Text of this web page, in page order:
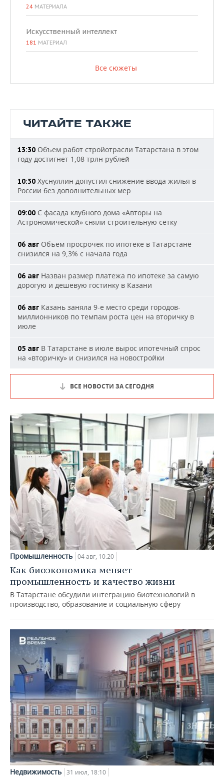
24 МАТЕРИАЛА
Искусственный интеллект
181 МАТЕРИАЛ
Все сюжеты
ЧИТАЙТЕ ТАКЖЕ
13:30 Объем работ стройотрасли Татарстана в этом
году достигнет 1,08 трлн рублей
10:30 Хуснуллин допустил снижение ввода жилья в
России без дополнительных мер
09:00 С фасада клубного дома «Авторы на
Астрономической» сняли строительную сетку
06 авг Объем просрочек по ипотеке в Татарстане
снизился на 9,3% с начала года
06 авг Назван размер платежа по ипотеке за самую
дорогую и дешевую гостинку в Казани
06 авг Казань заняла 9-е место среди городов-
миллионников по темпам роста цен на вторичку в
июле
05 авг В Татарстане в июле вырос ипотечный спрос
на «вторичку» и снизился на новостройки
ВСЕ НОВОСТИ ЗА СЕГОДНЯ
Промышленность 04 авг, 10:20
Как биоэкономика меняет
промышленность и качество жизни
В Татарстане обсудили интеграцию биотехнологий в
производство, образование и социальную сферу
Недвижимость 31 июл, 18:10